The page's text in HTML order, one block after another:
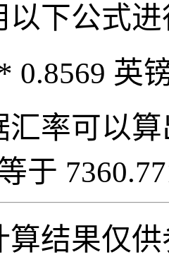
以下公式
0.8569 英
率可以
于
算结果仅